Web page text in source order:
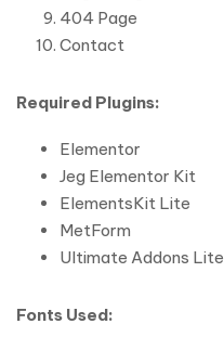
404 Page
Contact
Required Plugins:
Elementor
Jeg Elementor Kit
ElementsKit Lite
MetForm
Ultimate Addons Lite
Fonts Used: